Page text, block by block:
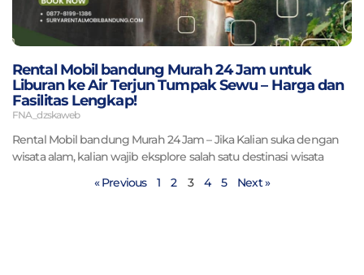
Rental Mobil bandung Murah 24 Jam untuk
Liburan ke Air Terjun Tumpak Sewu – Harga dan
Fasilitas Lengkap!
FNA_dzskaweb
Rental Mobil bandung Murah 24 Jam – Jika Kalian suka dengan
wisata alam, kalian wajib eksplore salah satu destinasi wisata
« Previous
1 2 3 4 5 Next »